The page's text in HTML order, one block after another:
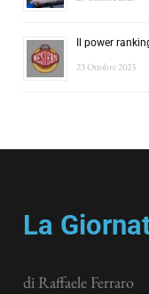
Il power
23 Ottobre 2023
La
di Raffaele Ferraro